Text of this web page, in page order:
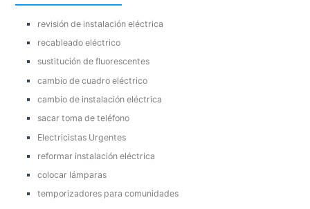
revisión de instalación eléctrica
recableado eléctrico
sustitución de fluorescentes
cambio de cuadro eléctrico
cambio de instalación eléctrica
sacar toma de teléfono
Electricistas Urgentes
reformar instalación eléctrica
colocar lámparas
temporizadores para comunidades